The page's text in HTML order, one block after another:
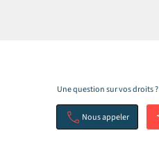
Une question sur vos droits ?
Nous appeler